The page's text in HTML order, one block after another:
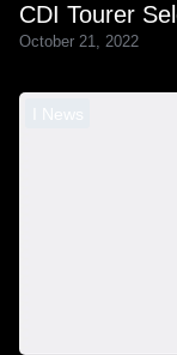
CDI Tourer
October 21, 2022
I News